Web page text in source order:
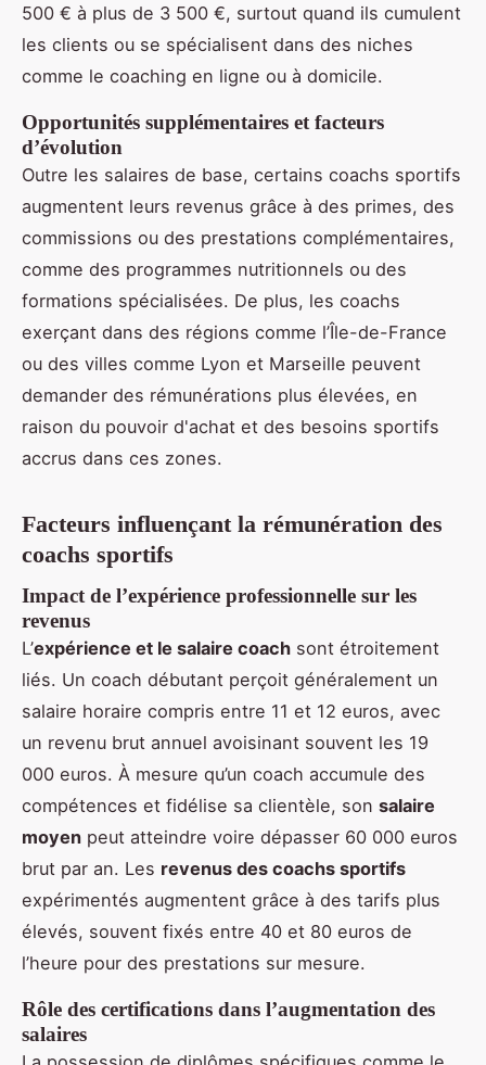
500 € à plus de 3 500 €, surtout quand ils cumulent
les clients ou se spécialisent dans des niches
comme le coaching en ligne ou à domicile.
Opportunités supplémentaires et facteurs
d’évolution
Outre les salaires de base, certains coachs sportifs
augmentent leurs revenus grâce à des primes, des
commissions ou des prestations complémentaires,
comme des programmes nutritionnels ou des
formations spécialisées. De plus, les coachs
exerçant dans des régions comme l’Île-de-France
ou des villes comme Lyon et Marseille peuvent
demander des rémunérations plus élevées, en
raison du pouvoir d'achat et des besoins sportifs
accrus dans ces zones.
Facteurs influençant la rémunération des
coachs sportifs
Impact de l’expérience professionnelle sur les
revenus
L’expérience et le salaire coach sont étroitement
liés. Un coach débutant perçoit généralement un
salaire horaire compris entre 11 et 12 euros, avec
un revenu brut annuel avoisinant souvent les 19
000 euros. À mesure qu’un coach accumule des
compétences et fidélise sa clientèle, son salaire
moyen peut atteindre voire dépasser 60 000 euros
brut par an. Les revenus des coachs sportifs
expérimentés augmentent grâce à des tarifs plus
élevés, souvent fixés entre 40 et 80 euros de
l’heure pour des prestations sur mesure.
Rôle des certifications dans l’augmentation des
salaires